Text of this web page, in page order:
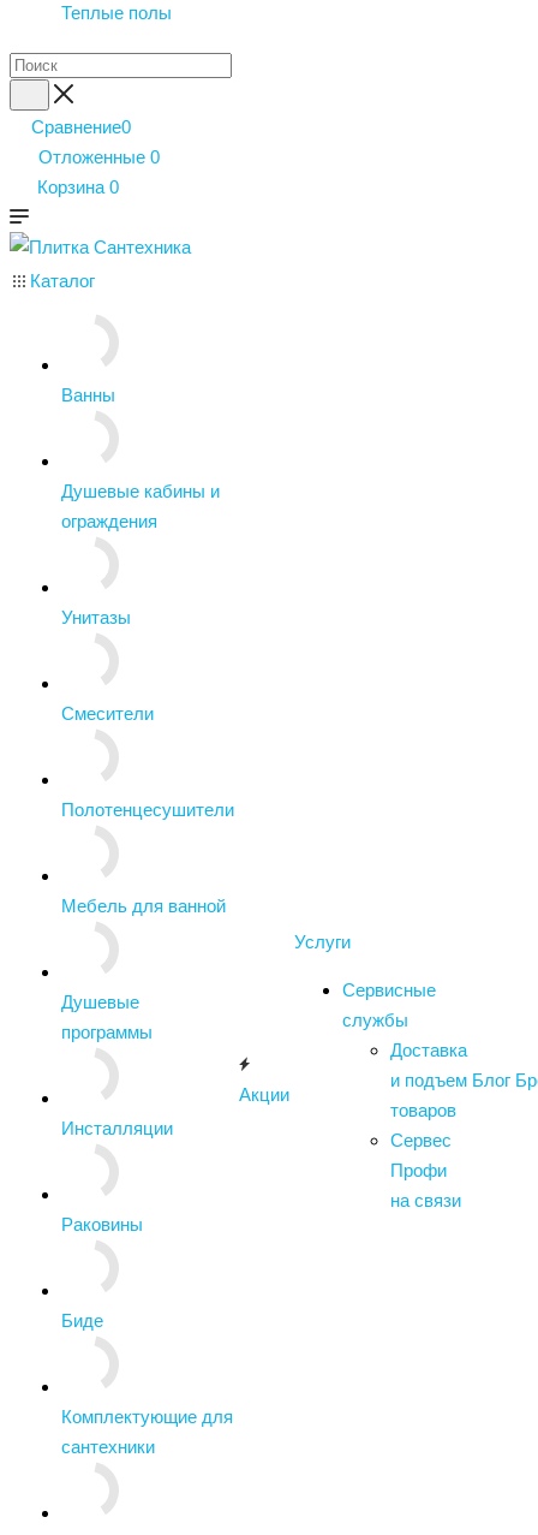
Теплые полы
Сравнение0
Отложенные 0
Корзина 0
Каталог
Ванны
Душевые кабины и
ограждения
Унитазы
Смесители
Полотенцесушители
Мебель для ванной
Душевые
программы
Инсталляции
Раковины
Биде
Комплектующие для
сантехники
Акции
Услуги
Сервисные
службы
Доставка
и подъем
товаров
Сервес
Профи
на связи
Блог